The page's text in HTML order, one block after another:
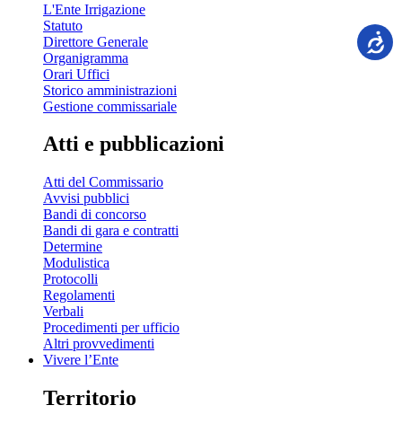
L'Ente Irrigazione
Statuto
Direttore Generale
Organigramma
Orari Uffici
Storico amministrazioni
Gestione commissariale
Atti e pubblicazioni
Atti del Commissario
Avvisi pubblici
Bandi di concorso
Bandi di gara e contratti
Determine
Modulistica
Protocolli
Regolamenti
Verbali
Procedimenti per ufficio
Altri provvedimenti
Vivere l’Ente
Territorio